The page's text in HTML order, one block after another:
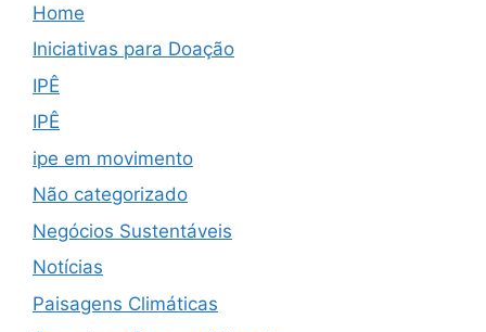
Home
Iniciativas para Doação
IPÊ
IPÊ
ipe em movimento
Não categorizado
Negócios Sustentáveis
Notícias
Paisagens Climáticas